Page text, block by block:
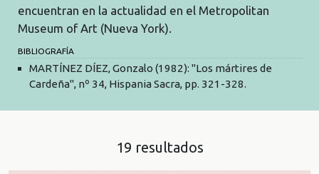
encuentran en la actualidad en el Metropolitan
Museum of Art (Nueva York).
BIBLIOGRAFÍA
MARTÍNEZ DÍEZ, Gonzalo (1982): "Los mártires de
Cardeña", nº 34, Hispania Sacra, pp. 321-328.
19 resultados